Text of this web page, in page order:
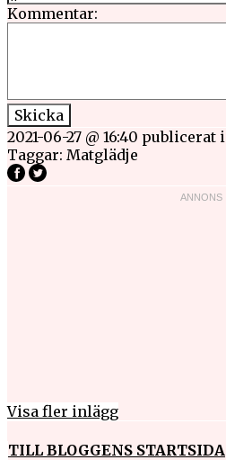
Kommentar:
2021-06-27 @ 16:40 publicerat i
Taggar: Matglädje
Visa fler inlägg
TILL BLOGGENS STARTSIDA